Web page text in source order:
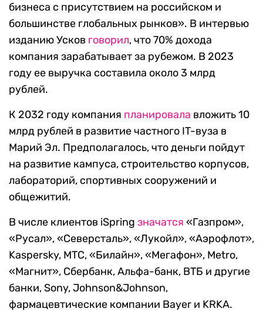
бизнеса с присутствием на российском и
большинстве глобальных рынков». В интервью
изданию Усков говорил, что 70% дохода
компания зарабатывает за рубежом. В 2023
году ее выручка составила около 3 млрд
рублей.
К 2032 году компания планировала вложить 10
млрд рублей в развитие частного IT-вуза в
Марий Эл. Предполагалось, что деньги пойдут
на развитие кампуса, строительство корпусов,
лабораторий, спортивных сооружений и
общежитий.
В числе клиентов iSpring значатся «Газпром»,
«Русал», «Северсталь», «Лукойл», «Аэрофлот»,
Kaspersky, МТС, «Билайн», «Мегафон», Metro,
«Магнит», Сбербанк, Альфа-банк, ВТБ и другие
банки, Sony, Johnson&Johnson,
фармацевтические компании Bayer и KRKA.